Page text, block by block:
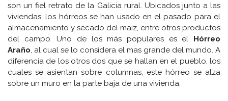
son un fiel retrato de la Galicia rural. Ubicados junto a las
viviendas, los hórreos se han usado en el pasado para el
almacenamiento y secado del maíz, entre otros productos
del campo. Uno de los más populares es el Hórreo
Araño , al cual se lo considera el mas grande del mundo. A
diferencia de los otros dos que se hallan en el pueblo, los
cuales se asientan sobre columnas, este hórreo se alza
sobre un muro en la parte baja de una vivienda.